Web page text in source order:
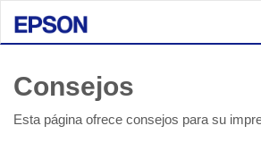
Consejos
Esta página ofrece consejos para su